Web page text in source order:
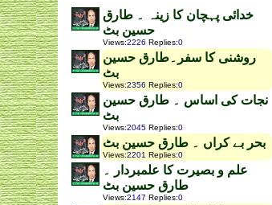
خدائی پہچان کا زینہ ۔ طارق
حسین بٹ
Views:2226 Replies:0
روشنی کا سفر۔طارق حسین
بٹ
Views:2356 Replies:0
نجات کی اساس ۔ طارق حسین
بٹ
Views:2045 Replies:0
بحر بے کراں ۔ طارق حسین بٹ
Views:2201 Replies:0
علم و بصیرت کا علمبردار ۔
طارق حسین بٹ
Views:2147 Replies:0